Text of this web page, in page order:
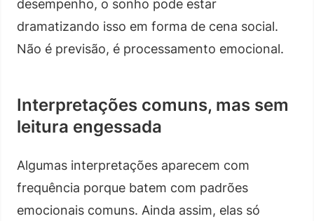
desempenho, o sonho pode estar
dramatizando isso em forma de cena social.
Não é previsão, é processamento emocional.
Interpretações comuns, mas sem
leitura engessada
Algumas interpretações aparecem com
frequência porque batem com padrões
emocionais comuns. Ainda assim, elas só